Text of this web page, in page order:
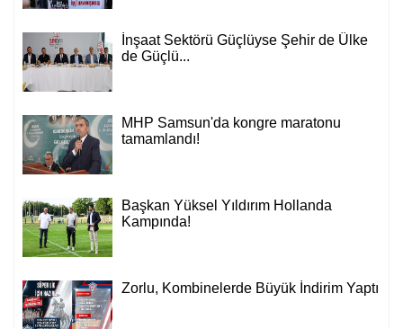
İnşaat Sektörü Güçlüyse Şehir de Ülke
de Güçlü...
MHP Samsun'da kongre maratonu
tamamlandı!
Başkan Yüksel Yıldırım Hollanda
Kampında!
Zorlu, Kombinelerde Büyük İndirim Yaptı